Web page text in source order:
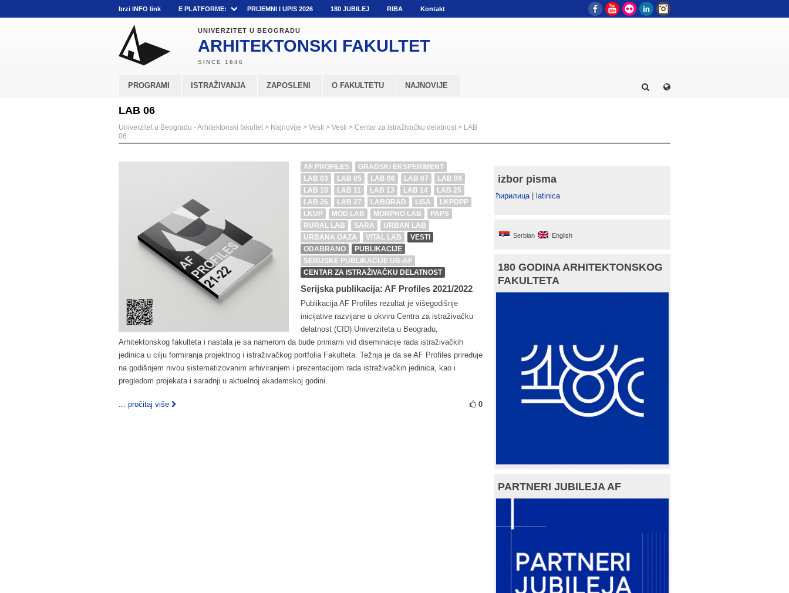
brzi INFO link E PLATFORME: PRIJEMNI I UPIS 2026 180 JUBILEJ RIBA Kontakt FacebookYouTube
Flickr LinkedIn
UNIVERZITET U BEOGRADU
ARHITEKTONSKI FAKULTET
PROGRAMI ISTRAŽIVANJA ZAPOSLENI O FAKULTETU NAJNOVIJE
LAB 06
Univerzitet u Beogradu - Arhitektonski fakultet > Najnovije > Vesti > Vesti > Centar za istraživačku delatnost > LAB
06
AF PROFILES
GRADSKI EKSPERIMENT
LAB 03
LAB 05 LAB 06 LAB 07
LAB 09
LAB 10
LAB 11 LAB 13 LAB 14
LAB 25
LAB 26
LAB 27 LABGRAD LISA
LKPDPP
LKUP
MOD LAB MORPHO LAB
PAPS
RURAL LAB
SARA
URBAN LAB
URBANA OAZA
VITAL LAB
VESTI
ODABRANO
PUBLIKACIJE
SERIJSKE PUBLIKACIJE UB-AF
CENTAR ZA ISTRAŽIVAČKU DELATNOST
Serijska publikacija: AF Profiles 2021/2022
Publikacija AF Profiles rezultat je višegodišnje
inicijative razvijane u okviru Centra za istraživačku
delatnost (CID) Univerziteta u Beogradu,
Arhitektonskog fakulteta i nastala je sa namerom da bude primarni vid diseminacije rada istraživačkih
jedinica u cilju formiranja projektnog i istraživačkog portfolia Fakulteta. Težnja je da se AF Profiles priređuje
na godišnjem nivou sistematizovanim arhiviranjem i prezentacijom rada istraživačkih jedinica, kao i
pregledom projekata i saradnji u aktuelnoj akademskoj godini.
... pročitaj više 0
izbor pisma
ћирилица| latinica
Serbian English
180 GODINA ARHITEKTONSKOG
FAKULTETA
PARTNERI JUBILEJA AF